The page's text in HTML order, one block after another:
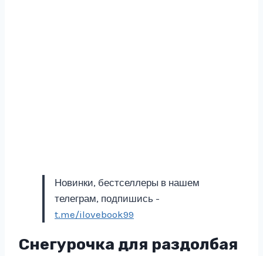
Новинки, бестселлеры в нашем
телеграм, подпишись -
t.me/ilovebook99
Снегурочка для раздолбая